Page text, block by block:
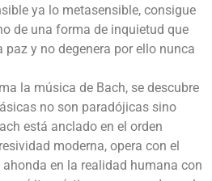
ya lo metasensible, consigue
de una forma de inquietud que
paz y no degenera por ello nunca
la música de Bach, se descubre
no son paradójicas sino
está anclado en el orden
moderna, opera con el
en la realidad humana con